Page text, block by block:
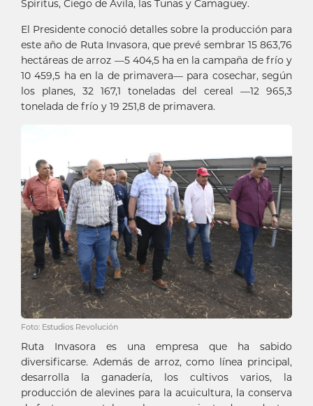
Spíritus, Ciego de Ávila, las Tunas y Camagüey.
El Presidente conoció detalles sobre la producción para
este año de Ruta Invasora, que prevé sembrar 15 863,76
hectáreas de arroz —5 404,5 ha en la campaña de frío y
10 459,5 ha en la de primavera— para cosechar, según
los planes, 32 167,1 toneladas del cereal —12 965,3
tonelada de frío y 19 251,8 de primavera.
Foto: Estudios Revolución
Ruta Invasora es una empresa que ha sabido
diversificarse. Además de arroz, como línea principal,
desarrolla la ganadería, los cultivos varios, la
producción de alevines para la acuicultura, la conserva